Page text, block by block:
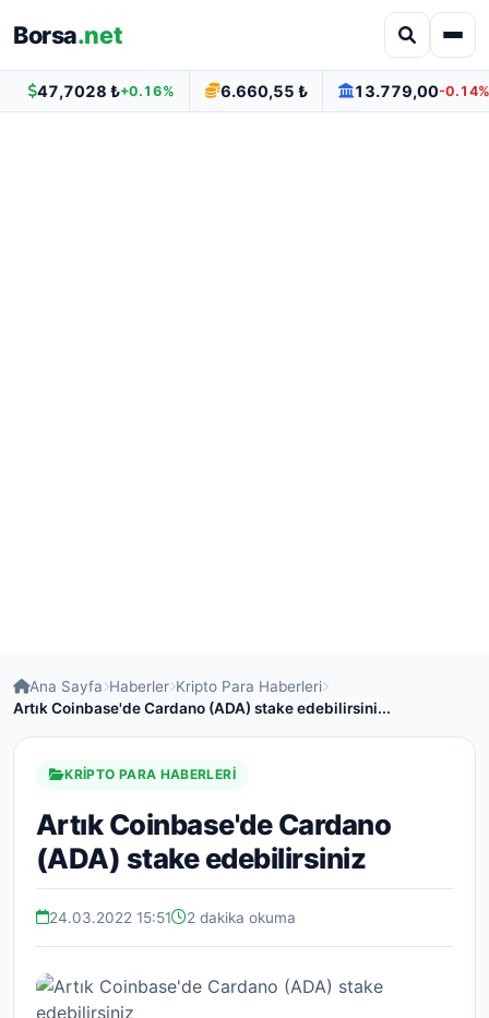
Borsa.net
47,7028 ₺+0.16% 6.660,55 ₺ 13.779,00-0.14%
Ana Sayfa Haberler Kripto Para Haberleri
Artık Coinbase'de Cardano (ADA) stake edebilirsini...
KRIPTO PARA HABERLERI
Artık Coinbase'de Cardano
(ADA) stake edebilirsiniz
24.03.2022 15:51 2 dakika okuma